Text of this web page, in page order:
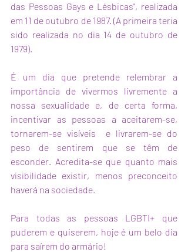
das Pessoas Gays e Lésbicas", realizada
em 11 de outubro de 1987. (A primeira teria
sido realizada no dia 14 de outubro de
1979).
É um dia que pretende relembrar a
importância de vivermos livremente a
nossa sexualidade e, de certa forma,
incentivar as pessoas a aceitarem-se,
tornarem-se visíveis  e livrarem-se do
peso de sentirem que se têm de
esconder. Acredita-se que quanto mais
visibilidade existir, menos preconceito
haverá na sociedade.
Para todas as pessoas LGBTI+ que
puderem e quiserem, hoje é um belo dia
para saírem do armário!